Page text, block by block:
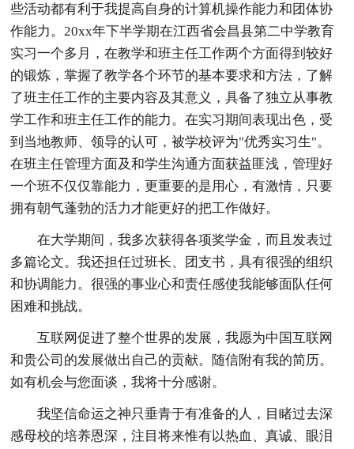
些活动都有利于我提高自身的计算机操作能力和团体协
作能力。20xx年下半学期在江西省会昌县第二中学教育
实习一个多月，在教学和班主任工作两个方面得到较好
的锻炼，掌握了教学各个环节的基本要求和方法，了解
了班主任工作的主要内容及其意义，具备了独立从事教
学工作和班主任工作的能力。在实习期间表现出色，受
到当地教师、领导的认可，被学校评为"优秀实习生"。
在班主任管理方面及和学生沟通方面获益匪浅，管理好
一个班不仅仅靠能力，更重要的是用心，有激情，只要
拥有朝气蓬勃的活力才能更好的把工作做好。
在大学期间，我多次获得各项奖学金，而且发表过
多篇论文。我还担任过班长、团支书，具有很强的组织
和协调能力。很强的事业心和责任感使我能够面队任何
困难和挑战。
互联网促进了整个世界的发展，我愿为中国互联网
和贵公司的发展做出自己的贡献。随信附有我的简历。
如有机会与您面谈，我将十分感谢。
我坚信命运之神只垂青于有准备的人，目睹过去深
感母校的培养恩深，注目将来惟有以热血、真诚、眼泪